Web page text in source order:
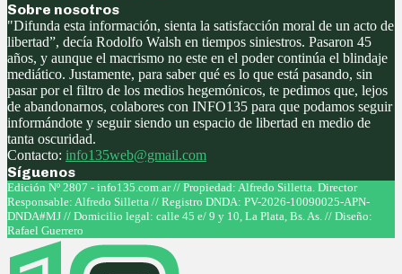
Sobre nosotros
"Difunda esta información, sienta la satisfacción moral de un acto de
libertad”, decía Rodolfo Walsh en tiempos siniestros. Pasaron 45
años, y aunque el macrismo no este en el poder continúa el blindaje
mediático. Justamente, para saber qué es lo que está pasando, sin
pasar por el filtro de los medios hegemónicos, te pedimos que, lejos
de abandonarnos, colabores con INFO135 para que podamos seguir
informándote y seguir siendo un espacio de libertad en medio de
tanta oscuridad.
Contacto: info135web@gmail.com
Síguenos
Facebook
Twitter
Instagram
Youtube
Edición Nº 2807 - info135.com.ar // Propiedad: Alfredo Silletta. Director
Responsable: Alfredo Silletta // Registro DNDA: PV-2026-10090025-APN-
DNDA#MJ // Domicilio legal: calle 45 e/ 9 y 10, La Plata, Bs. As. // Diseño:
Rafael Guerrero